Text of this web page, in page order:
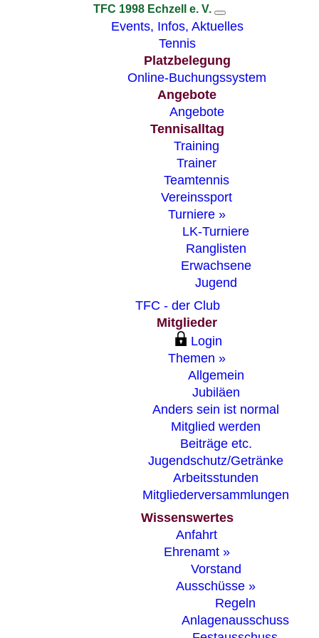
TFC 1998 Echzell e. V.
Events, Infos, Aktuelles
Tennis
Platzbelegung
Online-Buchungssystem
Angebote
Angebote
Tennisalltag
Training
Trainer
Teamtennis
Vereinssport
Turniere »
LK-Turniere
Ranglisten
Erwachsene
Jugend
TFC - der Club
Mitglieder
Login
Themen »
Allgemein
Jubiläen
Anders sein ist normal
Mitglied werden
Beiträge etc.
Jugendschutz/Getränke
Arbeitsstunden
Mitgliederversammlungen
Wissenswertes
Anfahrt
Ehrenamt »
Vorstand
Ausschüsse »
Regeln
Anlagenausschuss